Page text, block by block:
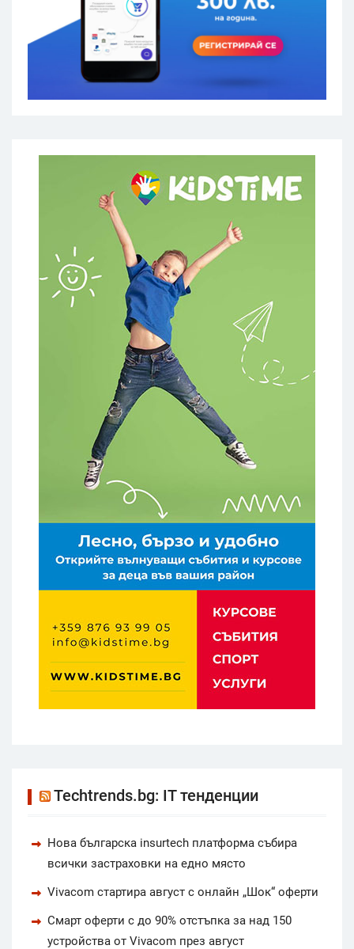
Techtrends.bg: IT тенденции
Нова българска insurtech платформа събира
всички застраховки на едно място
Vivacom стартира август с онлайн „Шок“ оферти
Смарт оферти с до 90% отстъпка за над 150
устройства от Vivacom през август